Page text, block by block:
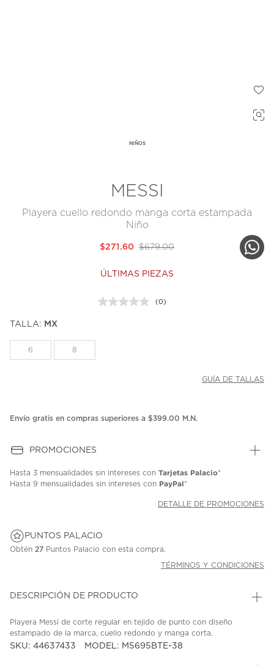
NIÑOS
MESSI
Playera cuello redondo manga corta estampada
Niño
$679.00
$271.60
ÚLTIMAS PIEZAS
Sin
(0)
TALLA: MX
6 8
GUÍA DE TALLAS
Envío gratis en compras superiores a $399.00 M.N.
PROMOCIONES
Hasta 3 mensualidades sin intereses con Tarjetas Palacio*
Hasta 9 mensualidades sin intereses con PayPal*
DETALLE DE PROMOCIONES
PUNTOS PALACIO
Obtén 27 Puntos Palacio con esta compra.
TÉRMINOS Y CONDICIONES
DESCRIPCIÓN DE PRODUCTO
Playera Messi de corte regular en tejido de punto con diseño
estampado de la marca, cuello redondo y manga corta.
SKU: 44637433 MODEL: M5695BTE-38